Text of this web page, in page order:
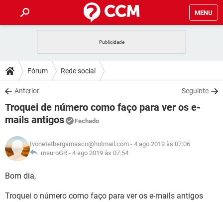
MENU
CELULAR
OUTLOOK
INSTAGRAM GMAIL
GUIA DE COMPRAS
DICAS
JOGOS
OUTLOOK
GUIA DE COMPRAS
DOWNLOADS
JOGOS WHATSAPP
CELULAR
OUTLOOK EXCEL
INSTAGRAM
GUIA DE COMPRAS
FÓRUM
CELULAR FACEBOOK
GLOSSÁRIO
JOGOS
CELULAR
OUTLOOK EXCEL
Fórum Rede social
Anterior Seguinte
Troquei de número como faço para ver os e-
mails antigos
Fechado
Ivonetetbergamasco@hotmail.com - 4 ago 2019 às 07:06
mauroGR - 4 ago 2019 às 07:54
Bom dia,
Troquei o número como faço para ver os e-mails antigos